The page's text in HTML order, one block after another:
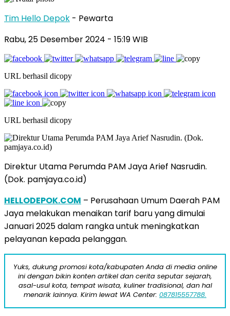
Tim Hello Depok - Pewarta
Rabu, 25 Desember 2024 - 15:19 WIB
URL berhasil dicopy
URL berhasil dicopy
Direktur Utama Perumda PAM Jaya Arief Nasrudin.
(Dok. pamjaya.co.id)
HELLODEPOK.COM – Perusahaan Umum Daerah PAM
Jaya melakukan menaikan tarif baru yang dimulai
Januari 2025 dalam rangka untuk meningkatkan
pelayanan kepada pelanggan.
Yuks, dukung promosi kota/kabupaten Anda di media online
ini dengan bikin konten artikel dan cerita seputar sejarah,
asal-usul kota, tempat wisata, kuliner tradisional, dan hal
menarik lainnya. Kirim lewat WA Center: 087815557788.